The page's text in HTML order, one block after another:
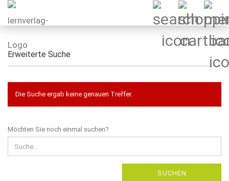
Erweiterte Suche
Die Suche ergab keine genauen Treffer.
MÖCHTEN
SIE
NOCH
EINMAL
Möchten Sie noch einmal suchen?
SUCHEN